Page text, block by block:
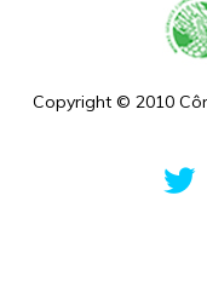
Copyright © 2010